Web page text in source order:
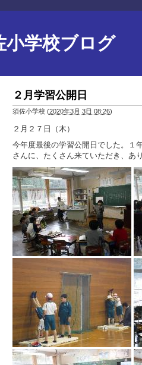
小学校ブログ
２月学習公開日
須佐小学校 (2020年3月 3日 08:26)
２月２７日（木）
今年度最後の学習公開日でした。１
さんに、たくさん来ていただき、あ